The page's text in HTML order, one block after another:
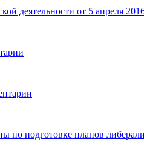
деятельности от 5 апреля
подготовке планов